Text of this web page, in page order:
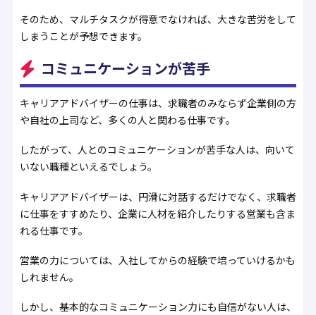
そのため、マルチタスクが得意でなければ、大きな苦労をして
しまうことが予想できます。
コミュニケーションが苦手
キャリアアドバイザーの仕事は、求職者のみならず企業側の方
や自社の上司など、多くの人と関わる仕事です。
したがって、人とのコミュニケーションが苦手な人は、向いて
いない職種といえるでしょう。
キャリアアドバイザーは、円滑に対話するだけでなく、求職者
に仕事をすすめたり、企業に人材を紹介したりする営業も含ま
れる仕事です。
営業の力については、入社してからの経験で培っていけるかも
しれません。
しかし、基本的なコミュニケーション力にも自信がない人は、